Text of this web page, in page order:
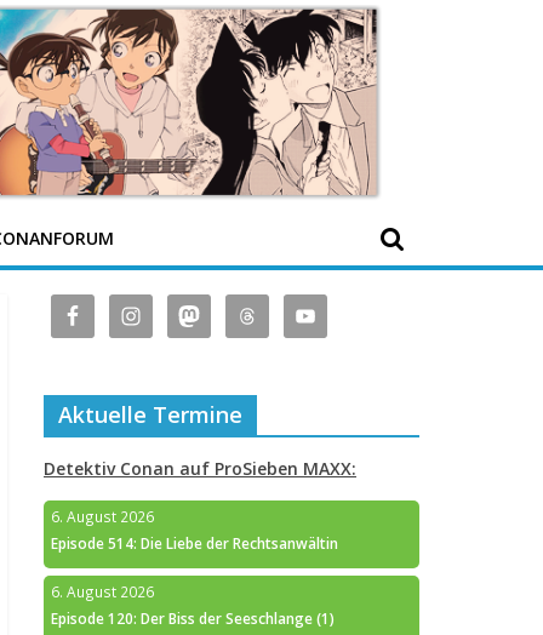
Aktuelle Termine
Detektiv Conan auf ProSieben MAXX:
6. August 2026
Episode 514: Die Liebe der Rechtsanwältin
6. August 2026
Episode 120: Der Biss der Seeschlange (1)